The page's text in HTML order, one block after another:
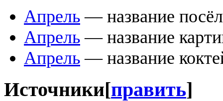
Апрель — название
Апрель — название
Апрель — название
Источники[править]